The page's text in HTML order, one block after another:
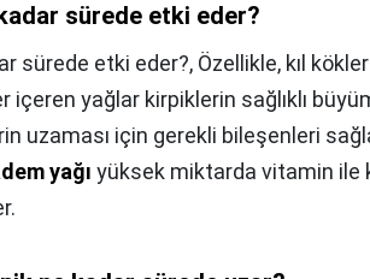
sürede etki eder?
sürede etki eder?, Özellikle, kıl
içeren yağlar kirpiklerin sağlıklı
uzaması için gerekli bileşenleri
yağı yüksek miktarda vitamin ile